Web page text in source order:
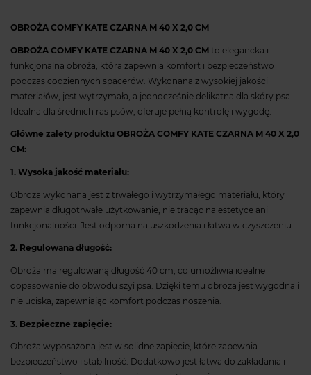
OBROŻA COMFY KATE CZARNA M 40 X 2,0 CM
OBROŻA COMFY KATE CZARNA M 40 X 2,0 CM to elegancka i
funkcjonalna obroża, która zapewnia komfort i bezpieczeństwo
podczas codziennych spacerów. Wykonana z wysokiej jakości
materiałów, jest wytrzymała, a jednocześnie delikatna dla skóry psa.
Idealna dla średnich ras psów, oferuje pełną kontrolę i wygodę.
Główne zalety produktu OBROŻA COMFY KATE CZARNA M 40 X 2,0
CM:
1. Wysoka jakość materiału:
Obroża wykonana jest z trwałego i wytrzymałego materiału, który
zapewnia długotrwałe użytkowanie, nie tracąc na estetyce ani
funkcjonalności. Jest odporna na uszkodzenia i łatwa w czyszczeniu.
2. Regulowana długość:
Obroża ma regulowaną długość 40 cm, co umożliwia idealne
dopasowanie do obwodu szyi psa. Dzięki temu obroża jest wygodna i
nie uciska, zapewniając komfort podczas noszenia.
3. Bezpieczne zapięcie:
Obroża wyposażona jest w solidne zapięcie, które zapewnia
bezpieczeństwo i stabilność. Dodatkowo jest łatwa do zakładania i